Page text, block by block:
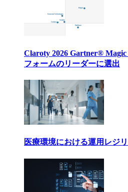
Claroty 2026 Gartner®
フォームのリーダーに選出
医療環境における運用レジ